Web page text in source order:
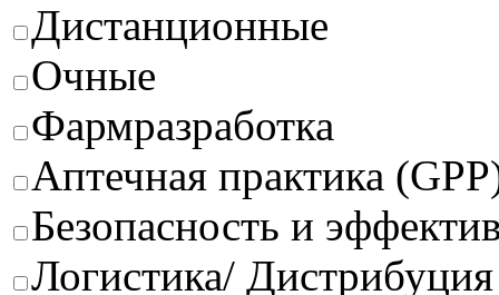
Дистанционные
Очные
Фармразработка
Аптечная практика
Безопасность и
Логистика/